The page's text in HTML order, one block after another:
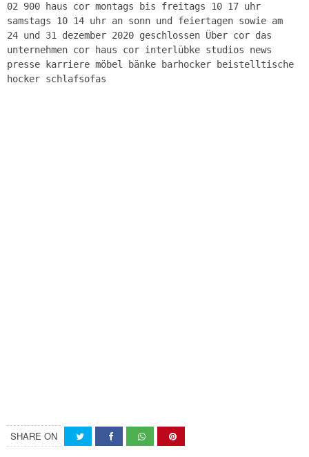
02 900 haus cor montags bis freitags 10 17 uhr
samstags 10 14 uhr an sonn und feiertagen sowie am
24 und 31 dezember 2020 geschlossen Über cor das
unternehmen cor haus cor interlübke studios news
presse karriere möbel bänke barhocker beistelltische
hocker schlafsofas
SHARE ON